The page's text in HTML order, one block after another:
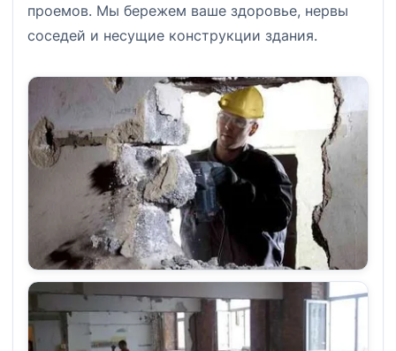
проемов. Мы бережем ваше здоровье, нервы
соседей и несущие конструкции здания.